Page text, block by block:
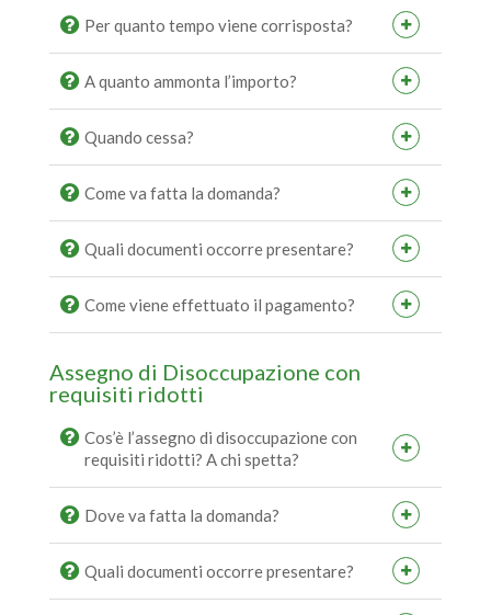
Per quanto tempo viene corrisposta?
A quanto ammonta l’importo?
Quando cessa?
Come va fatta la domanda?
Quali documenti occorre presentare?
Come viene effettuato il pagamento?
Assegno di Disoccupazione con
requisiti ridotti
Cos’è l’assegno di disoccupazione con
requisiti ridotti? A chi spetta?
Dove va fatta la domanda?
Quali documenti occorre presentare?